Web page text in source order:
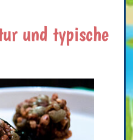
und typische